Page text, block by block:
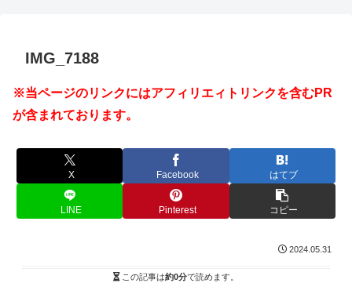
IMG_7188
※当ページのリンクにはアフィリエィトリンクを含むPR
が含まれております。
X Facebook はてブ
LINE Pinterest コピー
2024.05.31
この記事は約0分で読めます。